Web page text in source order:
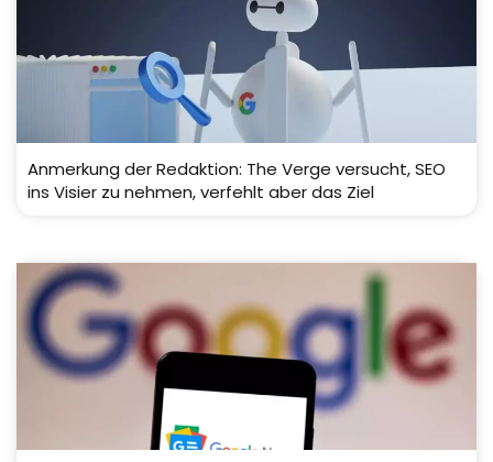
Anmerkung der Redaktion: The Verge versucht, SEO
ins Visier zu nehmen, verfehlt aber das Ziel